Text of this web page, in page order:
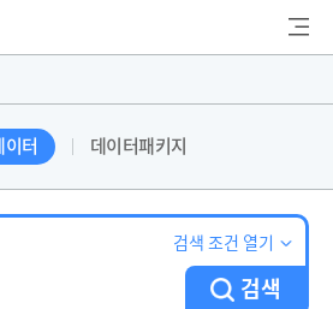
색
이터 데이터패키지
검색 조건 열기
검색